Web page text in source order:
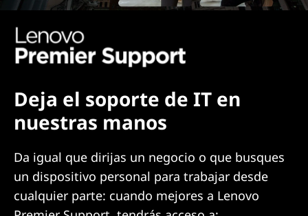
Deja el soporte de IT en
nuestras manos
Da igual que dirijas un negocio o que busques
un dispositivo personal para trabajar desde
cualquier parte: cuando mejores a Lenovo